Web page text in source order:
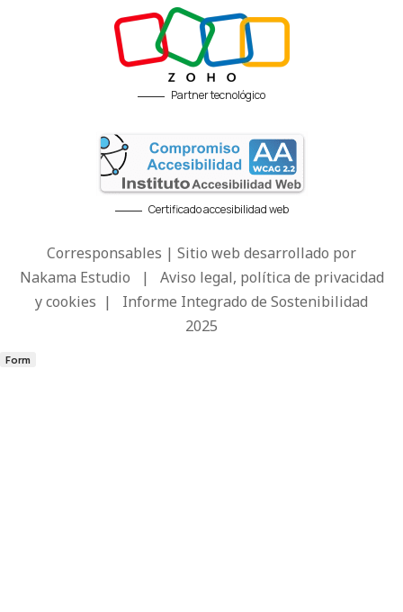
Partner tecnológico
Certificado accesibilidad web
Corresponsables | Sitio web desarrollado por
Nakama Estudio | Aviso legal, política de privacidad
y cookies | Informe Integrado de Sostenibilidad
2025
Form